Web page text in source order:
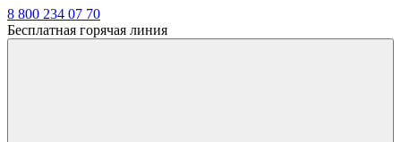
8 800 234 07 70
Бесплатная горячая линия